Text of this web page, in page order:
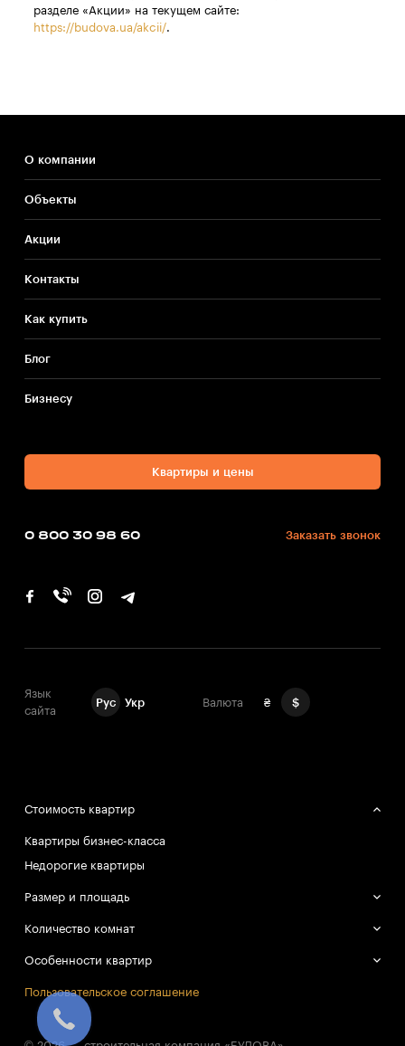
разделе «Акции» на текущем сайте:
https://budova.ua/akcii/.
О компании
Объекты
Акции
Контакты
Как купить
Блог
Бизнесу
Квартиры и цены
0 800 30 98 60 Заказать звонок
Язык
сайта
Рус Укр Валюта ₴ $
Стоимость квартир
Квартиры бизнес-класса
Недорогие квартиры
Размер и площадь
Большие квартиры
Маленькие квартиры
Количество комнат
Однокомнатные квартиры
Трёхкомнатные квартиры
Особенности квартир
Смарт-квартиры
Пользовательское соглашение